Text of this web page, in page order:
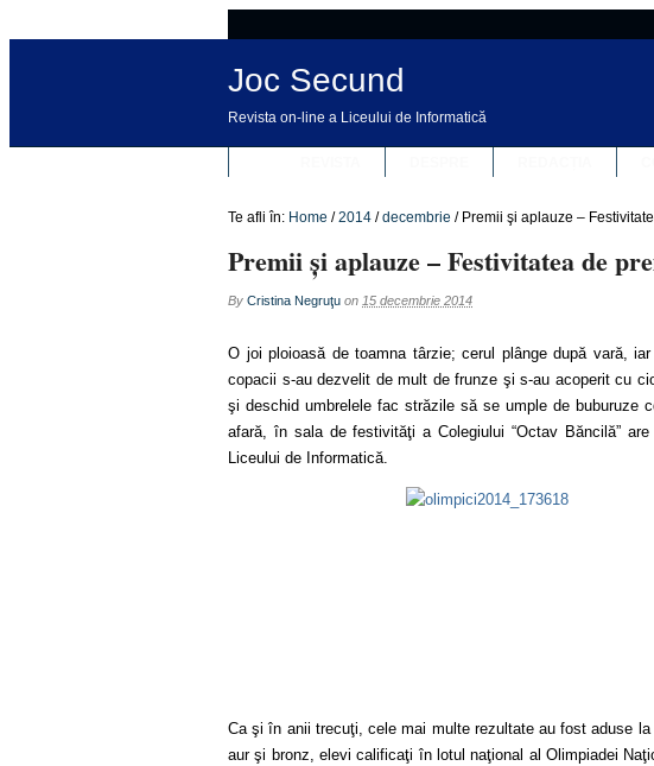
Joc Secund
Revista on-line a Liceului de Informatică
Te afli în: Home / 2014 / decembrie / Premii şi aplauze –
Premii şi aplauze – Festivitatea de
By Cristina Negruţu on 15 decembrie 2014
O joi ploioasă de toamna târzie; cerul plânge după vară,
copacii s-au dezvelit de mult de frunze şi s-au acoperit cu
şi deschid umbrelele fac străzile să se umple de buburuze
afară, în sala de festivităţi a Colegiului “Octav Băncilă”
Liceului de Informatică.
Ca şi în anii trecuţi, cele mai multe rezultate au fost aduse
aur şi bronz, elevi calificaţi în lotul naţional al Olimpiadei